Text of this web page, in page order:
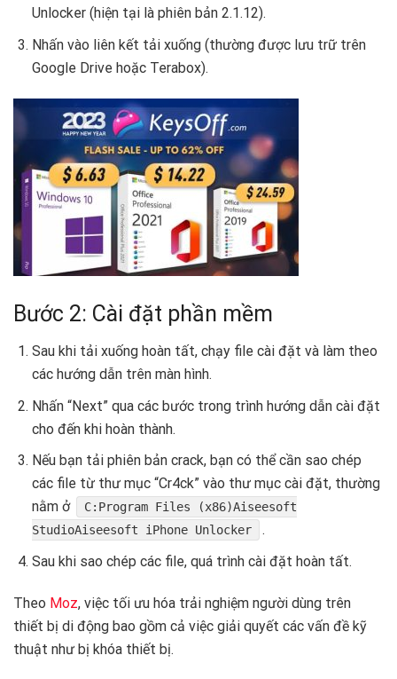
Unlocker (hiện tại là phiên bản 2.1.12).
Nhấn vào liên kết tải xuống (thường được lưu trữ trên
Google Drive hoặc Terabox).
Bước 2: Cài đặt phần mềm
Sau khi tải xuống hoàn tất, chạy file cài đặt và làm theo
các hướng dẫn trên màn hình.
Nhấn “Next” qua các bước trong trình hướng dẫn cài đặt
cho đến khi hoàn thành.
Nếu bạn tải phiên bản crack, bạn có thể cần sao chép
các file từ thư mục “Cr4ck” vào thư mục cài đặt, thường
nằm ở
C:Program Files (x86)Aiseesoft
StudioAiseesoft iPhone Unlocker
.
Sau khi sao chép các file, quá trình cài đặt hoàn tất.
Theo Moz, việc tối ưu hóa trải nghiệm người dùng trên
thiết bị di động bao gồm cả việc giải quyết các vấn đề kỹ
thuật như bị khóa thiết bị.